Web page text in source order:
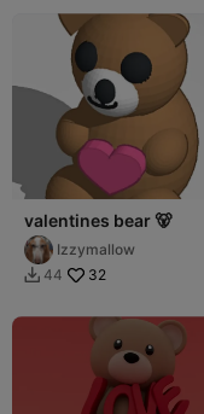
valentines bear 🐻
Izzymallow
 44 32